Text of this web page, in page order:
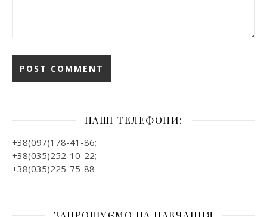
НАШІ ТЕЛЕФОНИ:
+38(097)178-41-86;
+38(035)252-10-22;
+38(035)225-75-88